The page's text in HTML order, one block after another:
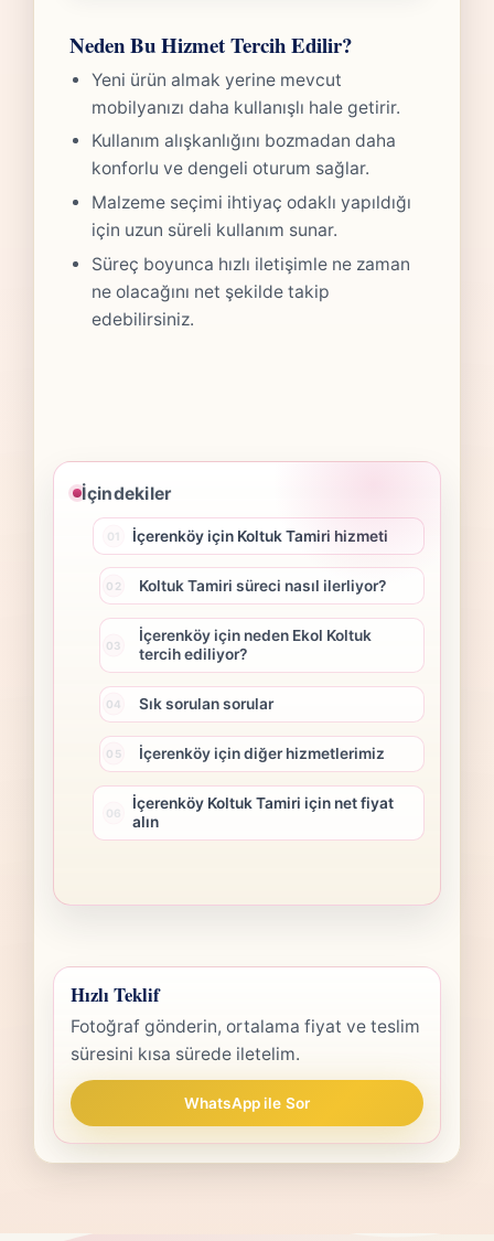
Neden Bu Hizmet Tercih Edilir?
Yeni ürün almak yerine mevcut
mobilyanızı daha kullanışlı hale getirir.
Kullanım alışkanlığını bozmadan daha
konforlu ve dengeli oturum sağlar.
Malzeme seçimi ihtiyaç odaklı yapıldığı
için uzun süreli kullanım sunar.
Süreç boyunca hızlı iletişimle ne zaman
ne olacağını net şekilde takip
edebilirsiniz.
İçindekiler
İçerenköy için Koltuk Tamiri hizmeti
Koltuk Tamiri süreci nasıl ilerliyor?
İçerenköy için neden Ekol Koltuk
tercih ediliyor?
Sık sorulan sorular
İçerenköy için diğer hizmetlerimiz
İçerenköy Koltuk Tamiri için net fiyat
alın
Hızlı Teklif
Fotoğraf gönderin, ortalama fiyat ve teslim
süresini kısa sürede iletelim.
WhatsApp ile Sor